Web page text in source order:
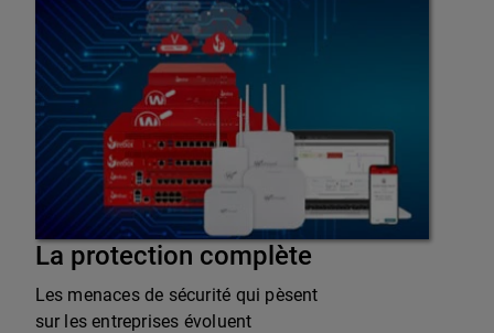
La protection complète
Les menaces de sécurité qui pèsent
sur les entreprises évoluent